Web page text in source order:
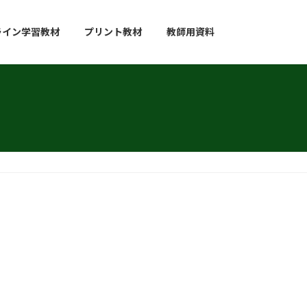
ン学習教材 プリント教材 教師用資料